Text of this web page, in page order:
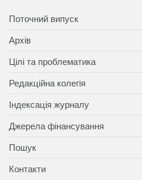
Поточний випуск
Архів
Цілі та проблематика
Редакційна колегія
Індексація журналу
Джерела фінансування
Пошук
Контакти